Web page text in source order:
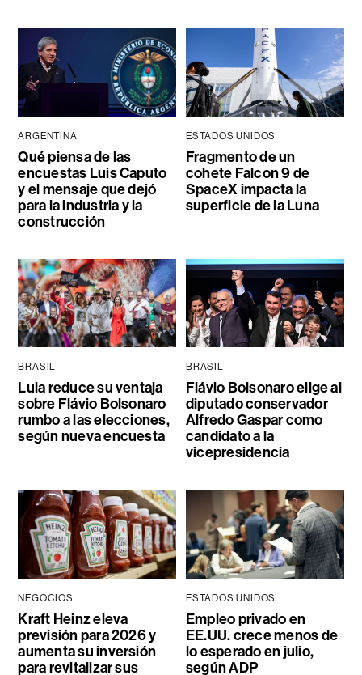
ARGENTINA
Qué piensa de las
encuestas Luis Caputo
y el mensaje que dejó
para la industria y la
construcción
ESTADOS UNIDOS
Fragmento de un
cohete Falcon 9 de
SpaceX impacta la
superficie de la Luna
BRASIL
Lula reduce su ventaja
sobre Flávio Bolsonaro
rumbo a las elecciones,
según nueva encuesta
BRASIL
Flávio Bolsonaro elige al
diputado conservador
Alfredo Gaspar como
candidato a la
vicepresidencia
NEGOCIOS
Kraft Heinz eleva
previsión para 2026 y
aumenta su inversión
para revitalizar sus
ESTADOS UNIDOS
Empleo privado en
EE.UU. crece menos de
lo esperado en julio,
según ADP